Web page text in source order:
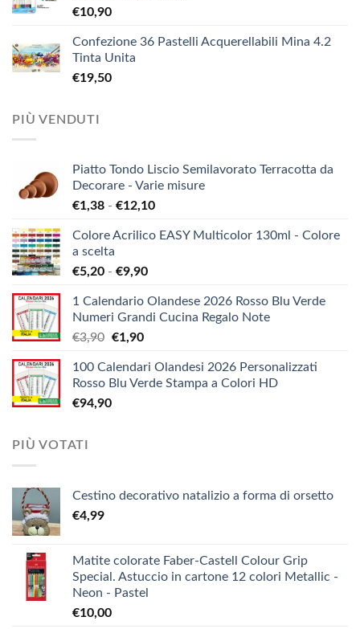
€10,90
Confezione 36 Pastelli Acquerellabili Mina 4.2
Tinta Unita
€19,50
PIÙ VENDUTI
Piatto Tondo Liscio Semilavorato Terracotta da
Decorare - Varie misure
€1,38 - €12,10Fascia
prezzo:
€12,10
Colore Acrilico EASY Multicolor 130ml - Colore
a scelta
€5,20 - €9,90Fascia
prezzo:
da
€9,90
1 Calendario Olandese 2026 Rosso Blu Verde
Numeri Grandi Cucina Regalo Note
€3,90 Il
originale
era:
€3,90.
€1,90Il
attuale
è:
100 Calendari Olandesi 2026 Personalizzati
Rosso Blu Verde Stampa a Colori HD
€94,90
PIÙ VOTATI
Cestino decorativo natalizio a forma di orsetto
€4,99
Matite colorate Faber-Castell Colour Grip
Special. Astuccio in cartone 12 colori Metallic -
Neon - Pastel
€10,00